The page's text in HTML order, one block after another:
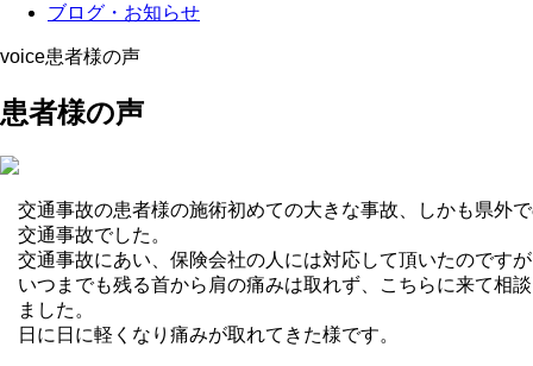
ブログ・お知らせ
voice患者様の声
患者様の声
交通事故の患者様の施術初めての大きな事故、しかも県外
交通事故でした。
交通事故にあい、保険会社の人には対応して頂いたのです
いつまでも残る首から肩の痛みは取れず、こちらに来て相
ました。
日に日に軽くなり痛みが取れてきた様です。